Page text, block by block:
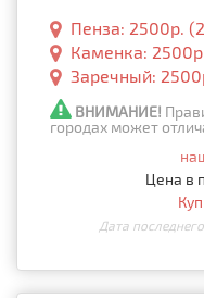
Пенза: 2500р.
Каменка:
Заречный:
ВНИМАНИЕ!
городах может
Цена в
Дата